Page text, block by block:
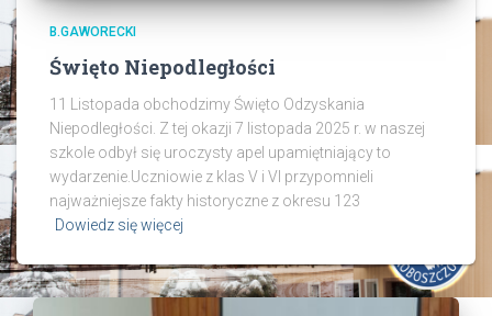
B.GAWORECKI
Święto Niepodległości
11 Listopada obchodzimy Święto Odzyskania
Niepodległości. Z tej okazji 7 listopada 2025 r. w naszej
szkole odbył się uroczysty apel upamiętniający to
wydarzenie.Uczniowie z klas V i VI przypomnieli
najważniejsze fakty historyczne z okresu 123
Dowiedz się więcej